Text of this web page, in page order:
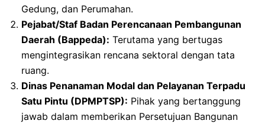
Gedung, dan Perumahan.
Pejabat/Staf Badan Perencanaan Pembangunan
Daerah (Bappeda): Terutama yang bertugas
mengintegrasikan rencana sektoral dengan tata
ruang.
Dinas Penanaman Modal dan Pelayanan Terpadu
Satu Pintu (DPMPTSP): Pihak yang bertanggung
jawab dalam memberikan Persetujuan Bangunan